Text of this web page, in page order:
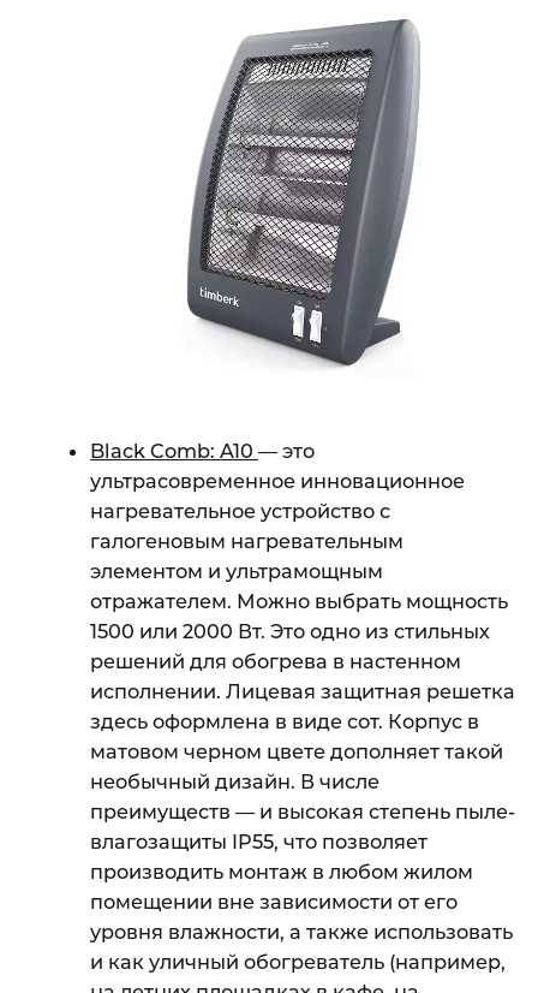
Black Comb: A10 — это
ультрасовременное инновационное
нагревательное устройство с
галогеновым нагревательным
элементом и ультрамощным
отражателем. Можно выбрать мощность
1500 или 2000 Вт. Это одно из стильных
решений для обогрева в настенном
исполнении. Лицевая защитная решетка
здесь оформлена в виде сот. Корпус в
матовом черном цвете дополняет такой
необычный дизайн. В числе
преимуществ — и высокая степень пыле-
влагозащиты IP55, что позволяет
производить монтаж в любом жилом
помещении вне зависимости от его
уровня влажности, а также использовать
и как уличный обогреватель (например,